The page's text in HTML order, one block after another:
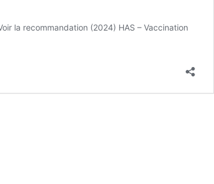
la recommandation (2024) HAS – Vaccination